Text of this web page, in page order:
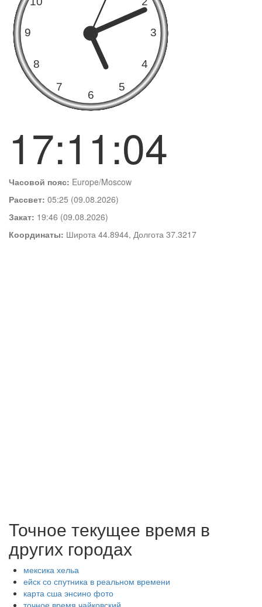
17:11:05
Часовой пояс: Europe/Moscow
Рассвет: 05:25 (09.08.2026)
Закат: 19:46 (09.08.2026)
Координаты: Широта 44.8944, Долгота 37.3217
Точное текущее время в
других городах
мексика хельа
ейск со спутника в реальном времени
карта сша энсино фото
точное время чайковский